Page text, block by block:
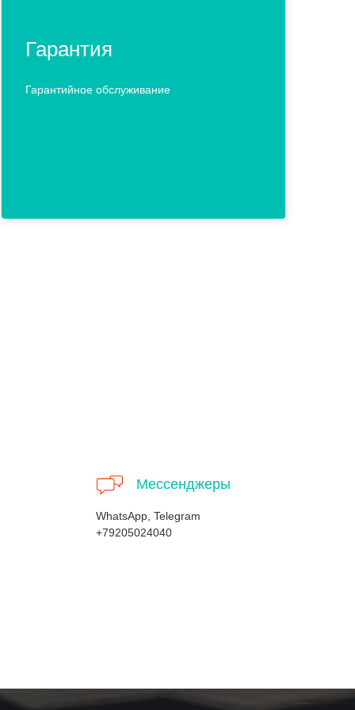
Гарантия
Гарантийное обслуживание
Мессенджеры
WhatsApp, Telegram
+79205024040